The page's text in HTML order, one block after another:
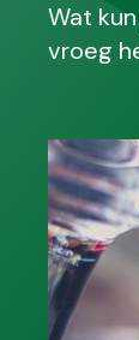
Wat
vroeg